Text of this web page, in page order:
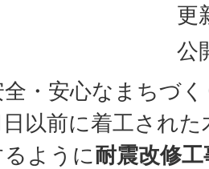
更
公
・安心なまちづ
以前に着工され
ように耐震改修工